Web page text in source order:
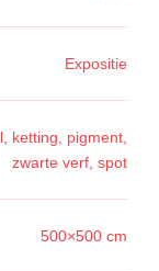
Expositie
ketting, pigment,
zwarte verf, spot
500×500 cm